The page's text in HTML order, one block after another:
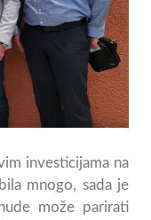
investicijama na
mnogo, sada je
može parirati